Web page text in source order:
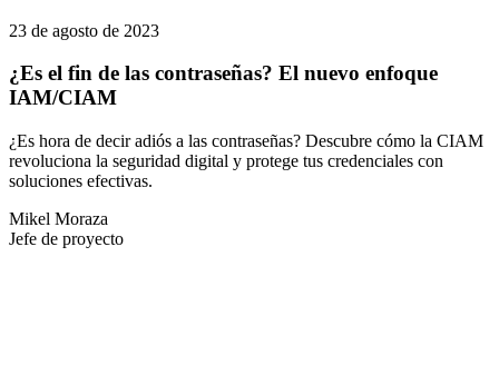
23 de agosto de 2023
¿Es el fin de las contraseñas? El nuevo enfoque
IAM/CIAM
¿Es hora de decir adiós a las contraseñas? Descubre cómo la CIAM
revoluciona la seguridad digital y protege tus credenciales con
soluciones efectivas.
Mikel Moraza
Jefe de proyecto